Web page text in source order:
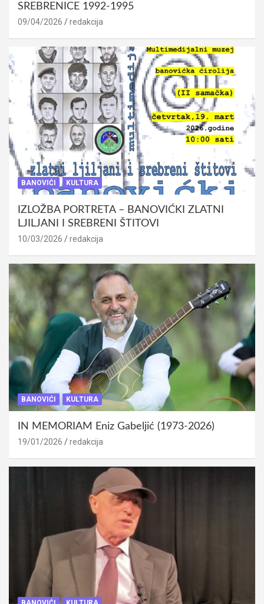
SREBRENICE 1992-1995
09/04/2026 redakcija
BANOVIĆI KULTURA
IZLOŽBA PORTRETA – BANOVIĆKI ZLATNI
LJILJANI I SREBRENI ŠTITOVI
10/03/2026 redakcija
BANOVIĆI KULTURA
IN MEMORIAM Eniz Gabeljić (1973-2026)
19/01/2026 redakcija